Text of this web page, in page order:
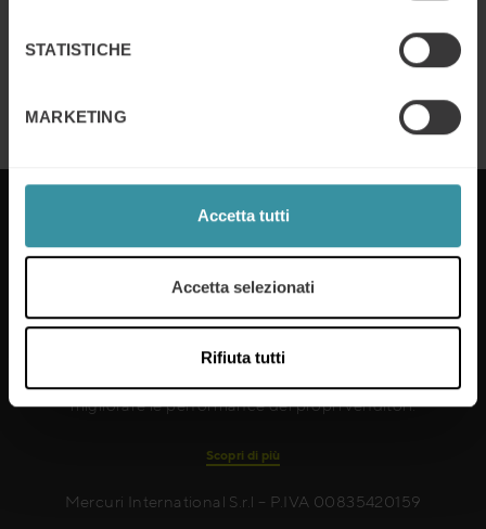
STATISTICHE
MARKETING
Accetta tutti
Accetta selezionati
Rifiuta tutti
AHI Carrier punta sulla Value-Based
Da 60 anni nel mondo e da 50 anni in Italia, Mercuri
l’obiettivo di migliorarne i risultati di vendita. Infatti,
nel corso della sua attività, Mercuri International ha
migliorare le performance dei propri venditori.
Scopri di più
Mercuri International S.r.l – P.IVA 00835420159